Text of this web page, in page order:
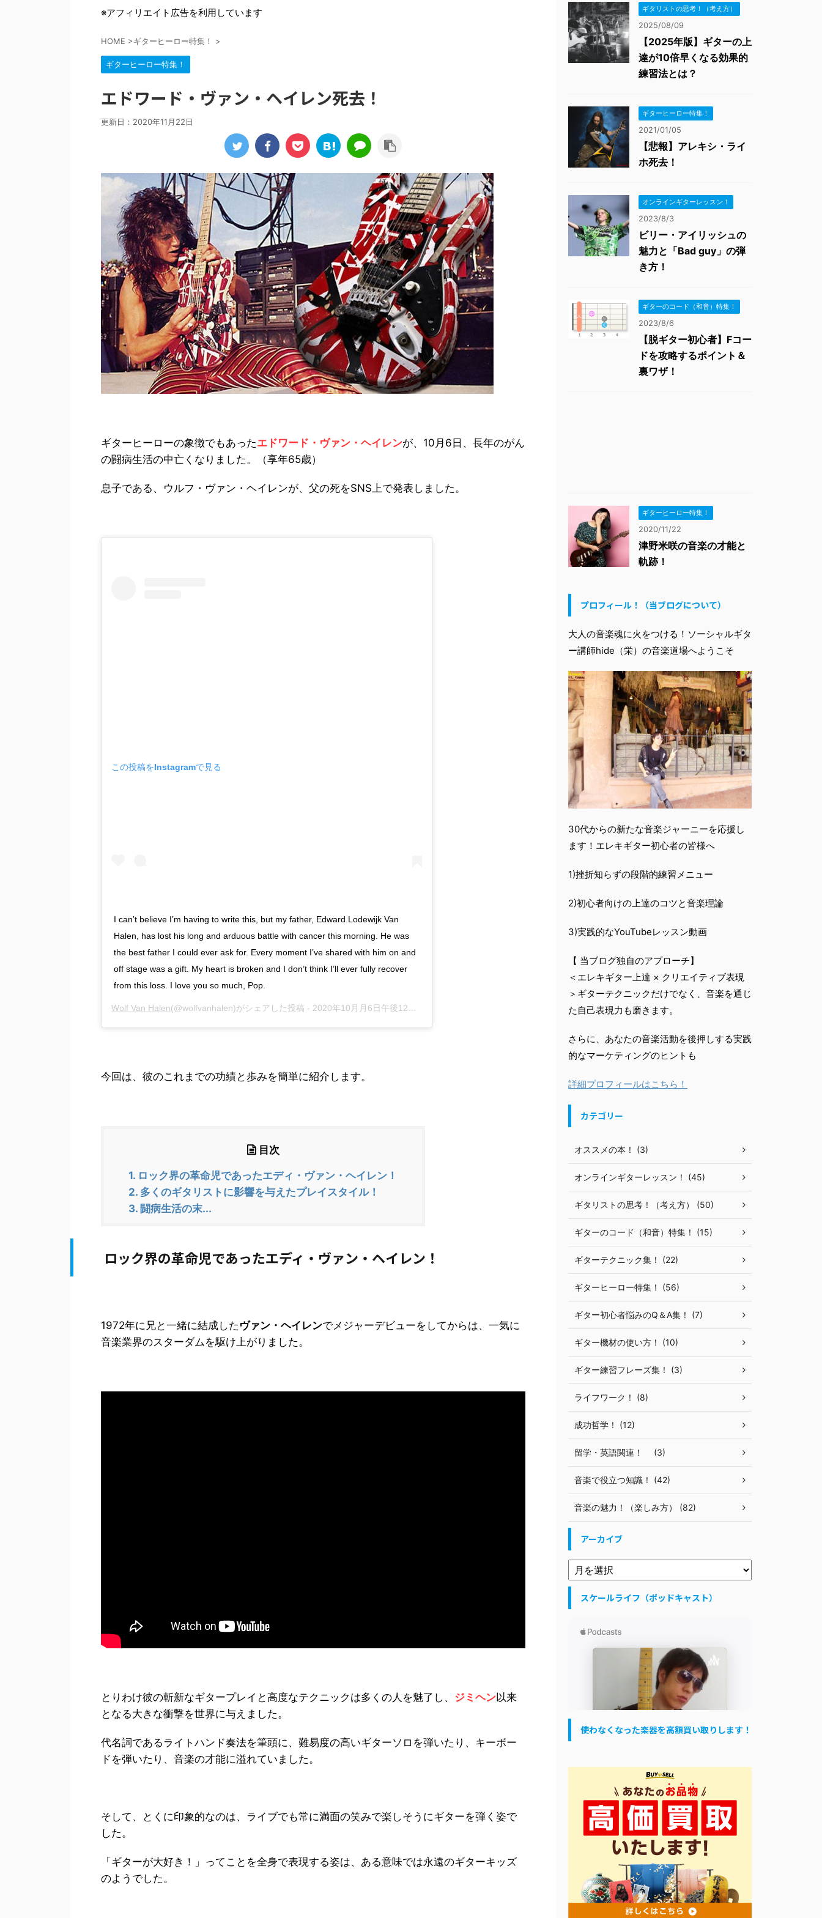
※アフィリエイト広告を利用しています
HOME >ギターヒーロー特集！ >
ギターヒーロー特集！
エドワード・ヴァン・ヘイレン死去！
更新日： 2020年11月22日
ギターヒーローの象徴でもあったエドワード・ヴァン・ヘイレンが、10月6日、長年のがん
の闘病生活の中亡くなりました。（享年65歳）
息子である、ウルフ・ヴァン・ヘイレンが、父の死をSNS上で発表しました。
この投稿をInstagramで見る
I can’t believe I’m having to write this, but my father, Edward Lodewijk Van
Halen, has lost his long and arduous battle with cancer this morning. He was
the best father I could ever ask for. Every moment I’ve shared with him on and
off stage was a gift. My heart is broken and I don’t think I’ll ever fully recover
from this loss. I love you so much, Pop.
Wolf Van Halen(@wolfvanhalen)がシェアした投稿 - 2020年10月月6日午後12時26分PDT
今回は、彼のこれまでの功績と歩みを簡単に紹介します。
目次
1. ロック界の革命児であったエディ・ヴァン・ヘイレン！
2. 多くのギタリストに影響を与えたプレイスタイル！
3. 闘病生活の末...
ロック界の革命児であったエディ・ヴァン・ヘイレン！
1972年に兄と一緒に結成した ヴァン・ヘイレンでメジャーデビューをしてからは、一気に
音楽業界のスターダムを駆け上がりました。
とりわけ彼の斬新なギタープレイと高度なテクニックは多くの人を魅了し、 ジミヘン以来
となる大きな衝撃を世界に与えました。
代名詞であるライトハンド奏法を筆頭に、難易度の高いギターソロを弾いたり、キーボー
ドを弾いたり、音楽の才能に溢れていました。
そして、とくに印象的なのは、ライブでも常に満面の笑みで楽しそうにギターを弾く姿で
した。
「ギターが大好き！」ってことを全身で表現する姿は、ある意味では永遠のギターキッズ
のようでした。
ギタリストの思考！（考え方）
2025/08/09
【2025年版】ギターの上
達が10倍早くなる効果的
練習法とは？
ギターヒーロー特集！
2021/01/05
【悲報】アレキシ・ライ
ホ死去！
オンラインギターレッスン！
2023/8/3
ビリー・アイリッシュの
魅力と「Bad guy」の弾
き方！
ギターのコード（和音）特集！
2023/8/6
【脱ギター初心者】Fコー
ドを攻略するポイント＆
裏ワザ！
ギターヒーロー特集！
2020/11/22
津野米咲の音楽の才能と
軌跡！
プロフィール！（当ブログについて）
大人の音楽魂に火をつける！ソーシャルギタ
ー講師hide（栄）の音楽道場へようこそ
30代からの新たな音楽ジャーニーを応援し
ます！エレキギター初心者の皆様へ
1)挫折知らずの段階的練習メニュー
2)初心者向けの上達のコツと音楽理論
3)実践的なYouTubeレッスン動画
【 当ブログ独自のアプローチ】
＜エレキギター上達 × クリエイティブ表現
＞ギターテクニックだけでなく、音楽を通じ
た自己表現力も磨きます。
さらに、あなたの音楽活動を後押しする実践
的なマーケティングのヒントも
詳細プロフィールはこちら！
カテゴリー
オススメの本！ (3)
オンラインギターレッスン！ (45)
ギタリストの思考！（考え方） (50)
ギターのコード（和音）特集！ (15)
ギターテクニック集！ (22)
ギターヒーロー特集！ (56)
ギター初心者悩みのQ＆A集！ (7)
ギター機材の使い方！ (10)
ギター練習フレーズ集！ (3)
ライフワーク！ (8)
成功哲学！ (12)
留学・英語関連！ (3)
音楽で役立つ知識！ (42)
音楽の魅力！（楽しみ方） (82)
アーカイブ
スケールライフ（ポッドキャスト）
使わなくなった楽器を高額買い取りします！